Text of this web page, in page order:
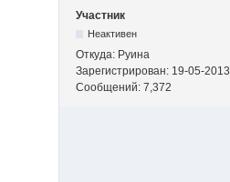
Участник
Неактивен
Откуда: Руина
Зарегистрирован: 19-05-2013
Сообщений: 7,372